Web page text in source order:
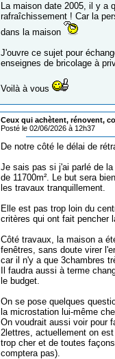
La maison date 2005, il y a
rafraîchissement ! Car la
dans la maison
J'ouvre ce sujet pour
enseignes de bricolage à
Voilà à vous
Ceux qui achètent, rénovent,
Posté le 02/06/2026 à 12h37
De notre côté le délai de
Je sais pas si j'ai parlé de
de 11700m². Le but sera
les travaux tranquillement.
Elle est pas trop loin du
critères qui ont fait pencher
Côté travaux, la maison a
fenêtres, sans doute virer
car il n'y a que 3chambres
Il faudra aussi à terme
le budget.
On se pose quelques
la microstation lui-même
On voudrait aussi voir pour
2lettres, actuellement on
trop cher et de toutes
comptera pas).